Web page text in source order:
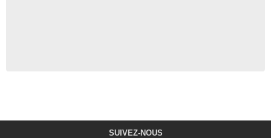
SUIVEZ-NOUS